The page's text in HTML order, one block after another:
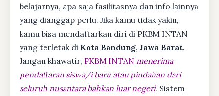
belajarnya, apa saja fasilitasnya dan info lainnya
yang dianggap perlu. Jika kamu tidak yakin,
kamu bisa mendaftarkan diri di PKBM INTAN
yang terletak di Kota Bandung, Jawa Barat.
Jangan khawatir, PKBM INTAN menerima
pendaftaran siswa/i baru atau pindahan dari
seluruh nusantara bahkan luar negeri. Sistem